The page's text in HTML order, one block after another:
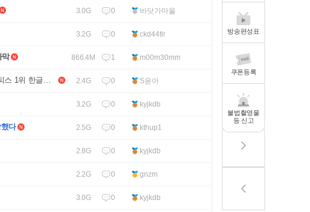
방송편성표
쿠폰등록
불법촬영물
등 신고
3.0G 0 바닷가마을
3.2G 0 ckd44tlr
막 866.4M 1 m00m30mm
스 1위 한글자
2.4G 0 S윤아
3.2G 0 kyjkdb
다 2.5G 0 kthup1
2.8G 0 kyjkdb
2.2G 0 gnzm
3.0G 0 kyjkdb